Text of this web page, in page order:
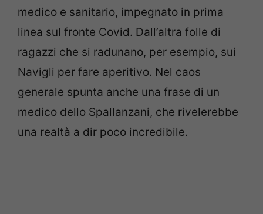
medico e sanitario, impegnato in prima
linea sul fronte Covid. Dall’altra folle di
ragazzi che si radunano, per esempio, sui
Navigli per fare aperitivo. Nel caos
generale spunta anche una frase di un
medico dello Spallanzani, che rivelerebbe
una realtà a dir poco incredibile.